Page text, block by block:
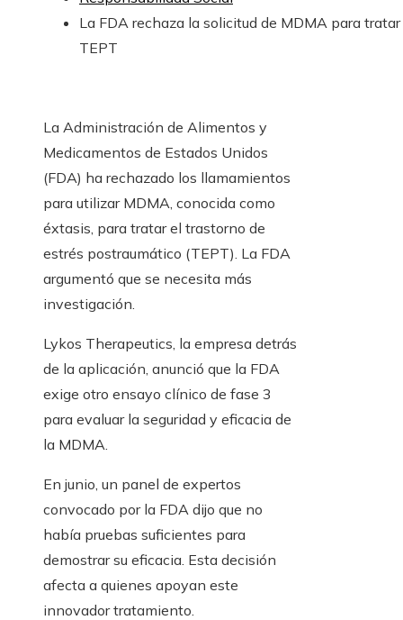
La FDA rechaza la solicitud de MDMA para
TEPT
La Administración de Alimentos y
Medicamentos de Estados Unidos
(FDA) ha rechazado los llamamientos
para utilizar MDMA, conocida como
éxtasis, para tratar el trastorno de
estrés postraumático (TEPT). La FDA
argumentó que se necesita más
investigación.
Lykos Therapeutics, la empresa detrás
de la aplicación, anunció que la FDA
exige otro ensayo clínico de fase 3
para evaluar la seguridad y eficacia de
la MDMA.
En junio, un panel de expertos
convocado por la FDA dijo que no
había pruebas suficientes para
demostrar su eficacia. Esta decisión
afecta a quienes apoyan este
innovador tratamiento.